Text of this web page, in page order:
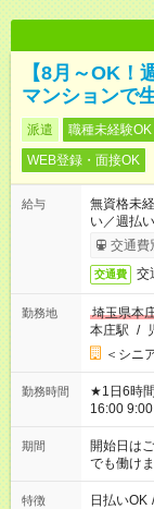
【8月～OK！
マンションで
派遣 職種未経験OK
WEB登録・面接OK
給与
無資格未
い／週払
完了次第
交通費
交通費 交
勤務地
埼玉県本
本庄駅 /
＜シニ
勤務時間
★1日6時間～の時短
16:00 9:00～
場合、他
ん ※法令
となりま
短時間・
期間
開始日は
でも働けま
特徴 日払いOK /